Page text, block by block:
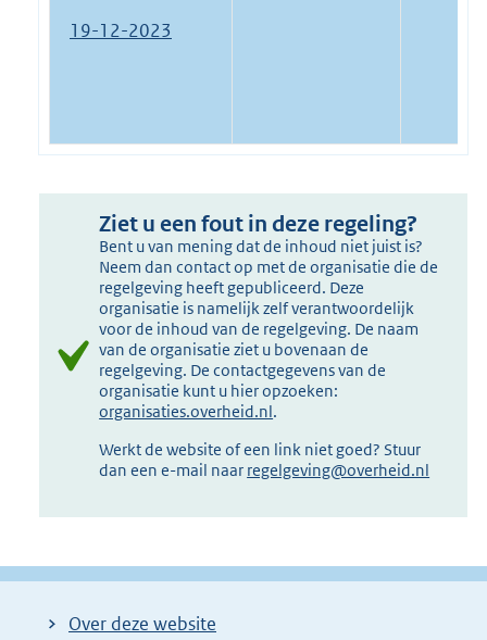
19-12-2023
Ziet u een fout in deze regeling?
Bent u van mening dat de inhoud niet juist is?
Neem dan contact op met de organisatie die de
regelgeving heeft gepubliceerd. Deze
organisatie is namelijk zelf verantwoordelijk
voor de inhoud van de regelgeving. De naam
van de organisatie ziet u bovenaan de
regelgeving. De contactgegevens van de
organisatie kunt u hier opzoeken:
organisaties.overheid.nl.
Werkt de website of een link niet goed? Stuur
dan een e-mail naar regelgeving@overheid.nl
Over deze website